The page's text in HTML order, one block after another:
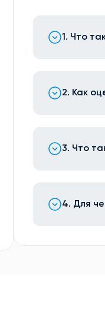
1. Что
2. Как
3. Что
4. Для